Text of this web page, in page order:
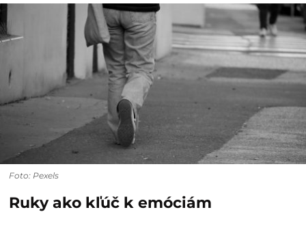
Foto: Pexels
Ruky ako kľúč k emóciám